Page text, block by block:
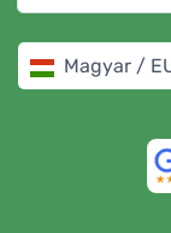
Magyar /